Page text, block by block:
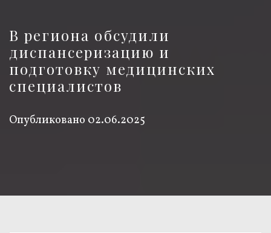
В региона обсудили
диспансеризацию и
подготовку медицинских
специалистов
Опубликовано 02.06.2025